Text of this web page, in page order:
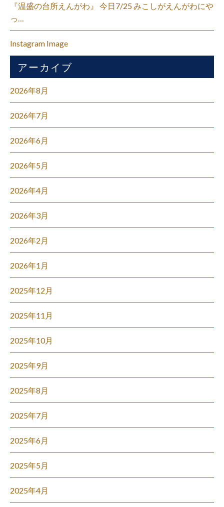
『温盛の台所えんがわ』 今日7/25 みこしがえんがわにや
っ…
Instagram Image
アーカイブ
2026年8月
2026年7月
2026年6月
2026年5月
2026年4月
2026年3月
2026年2月
2026年1月
2025年12月
2025年11月
2025年10月
2025年9月
2025年8月
2025年7月
2025年6月
2025年5月
2025年4月